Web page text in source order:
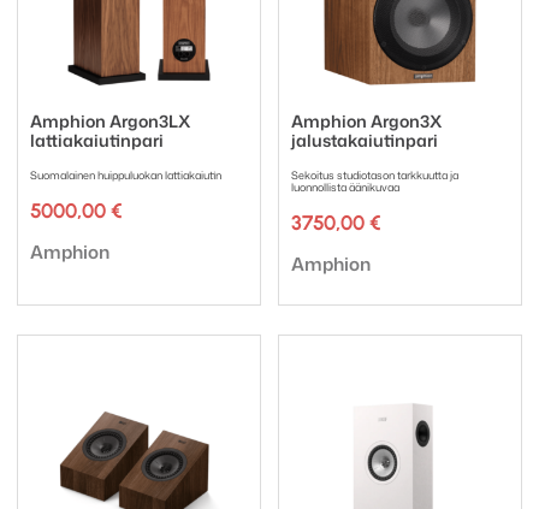
Amphion Argon3LX
lattiakaiutinpari
Suomalainen huippuluokan lattiakaiutin
5000,00 €
Tuotemerkki:
Amphion
Amphion Argon3X
jalustakaiutinpari
Sekoitus studiotason tarkkuutta ja
luonnollista äänikuvaa
3750,00 €
Tuotemerkki:
Amphion